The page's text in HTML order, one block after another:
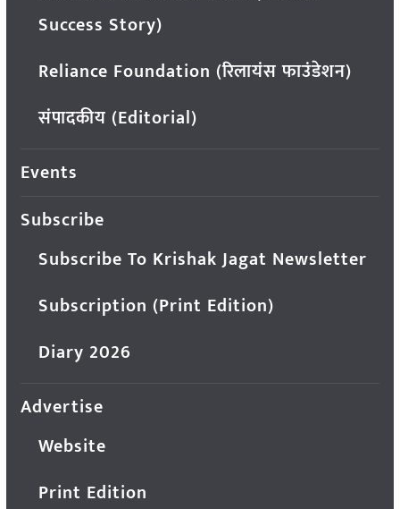
Success Story)
Reliance Foundation (रिलायंस फाउंडेशन)
संपादकीय (Editorial)
Events
Subscribe
Subscribe To Krishak Jagat Newsletter
Subscription (Print Edition)
Diary 2026
Advertise
Website
Print Edition